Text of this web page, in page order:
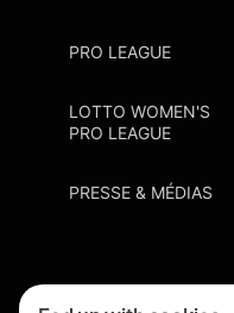
PRO LEAGUE
LOTTO WOMEN'S
PRO LEAGUE
PRESSE & MÉDIAS